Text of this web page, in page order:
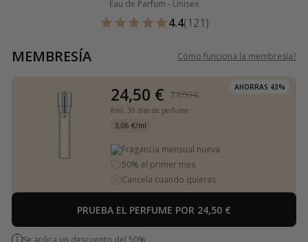
Eau de Parfum - Unisex
4.4(121)
MEMBRESÍA Cómo funciona la membresía?
AHORRAS 43%
24,50 € 34,00 €
8ml, 30 días de perfume
3,06 €/ml
Fragancia mensual nueva
50% el primer mes
Cancela cuando quieras
PRUEBA EL PERFUME POR 24,50 €